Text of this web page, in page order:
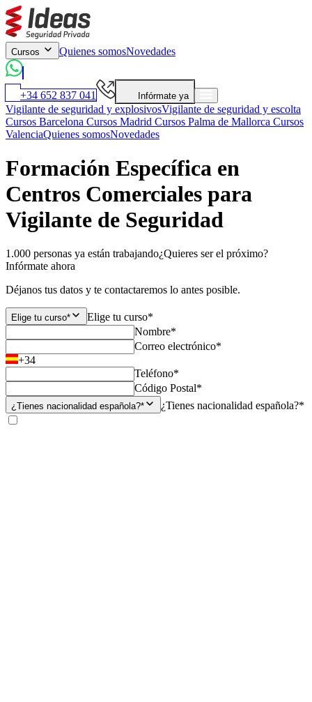
Cursos Quienes somosNovedades
+34 652 837 041 Infórmate ya
Vigilante de seguridad y explosivosVigilante de seguridad y escolta
Cursos Barcelona Cursos Madrid Cursos Palma de Mallorca Cursos
ValenciaQuienes somosNovedades
Formación Específica en
Centros Comerciales para
Vigilante de Seguridad
1.000 personas ya están trabajando¿Quieres ser el próximo?
Infórmate ahora
Déjanos tus datos y te contactaremos lo antes posible.
Elige tu curso*
Elige tu curso*
Nombre*
Correo electrónico*
+34
Teléfono*
Código Postal*
¿Tienes nacionalidad española?* ¿Tienes nacionalidad española?*